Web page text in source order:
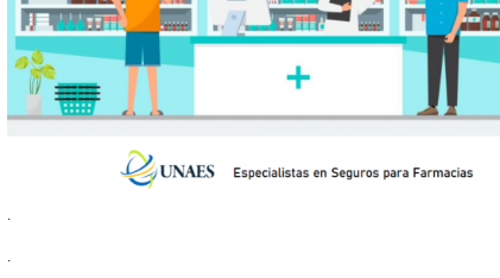
.
.